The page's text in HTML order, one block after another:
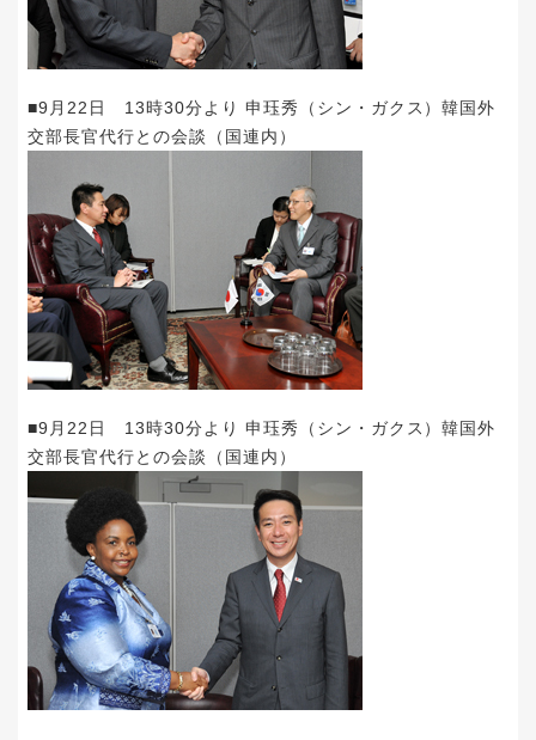
■9月22日 13時30分より 申珏秀（シン・ガクス）韓国外
交部長官代行との会談（国連内）
■9月22日 13時30分より 申珏秀（シン・ガクス）韓国外
交部長官代行との会談（国連内）